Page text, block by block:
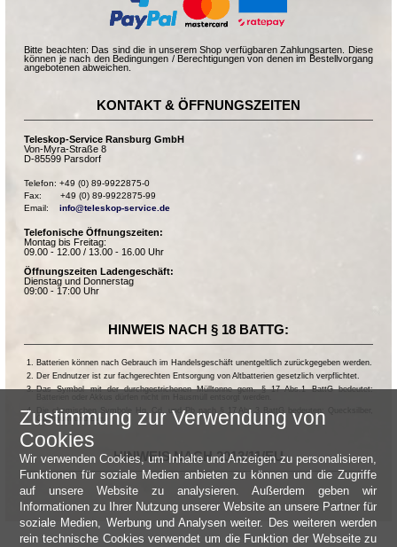
Bitte beachten: Das sind die in unserem Shop verfügbaren Zahlungsarten. Diese
können je nach den Bedingungen / Berechtigungen von denen im Bestellvorgang
angebotenen abweichen.
KONTAKT & ÖFFNUNGSZEITEN
Teleskop-Service Ransburg GmbH
Von-Myra-Straße 8
D-85599 Parsdorf
Telefon: +49 (0) 89-9922875-0
Fax:       +49 (0) 89-9922875-99
Email: info@teleskop-service.de
Telefonische Öffnungszeiten:
Montag bis Freitag:
09.00 - 12.00 / 13.00 - 16.00 Uhr
Öffnungszeiten Ladengeschäft:
Dienstag und Donnerstag
09:00 - 17:00 Uhr
HINWEIS NACH § 18 BATTG:
Batterien können nach Gebrauch im Handelsgeschäft unentgeltlich zurückgegeben werden.
Der Endnutzer ist zur fachgerechten Entsorgung von Altbatterien gesetzlich verpflichtet.
Das Symbol mit der durchgestrichenen Mülltonne gem. § 17 Abs.1 BattG bedeutet:
Die chemischen Symbole Hg, Cd, und Pb nach § 17 Abs.3 BattG bedeuten: Quecksilber,
Cadmium und Blei.
HINWEIS NACH 2013/11/EU
Zustimmung zur Verwendung von
Cookies
Wir verwenden Cookies, um Inhalte und Anzeigen zu personalisieren,
Funktionen für soziale Medien anbieten zu können und die Zugriffe
auf unsere Website zu analysieren. Außerdem geben wir
Informationen zu Ihrer Nutzung unserer Website an unsere Partner für
soziale Medien, Werbung und Analysen weiter. Des weiteren werden
rein technische Cookies verwendet um die Funktion der Webseite zu